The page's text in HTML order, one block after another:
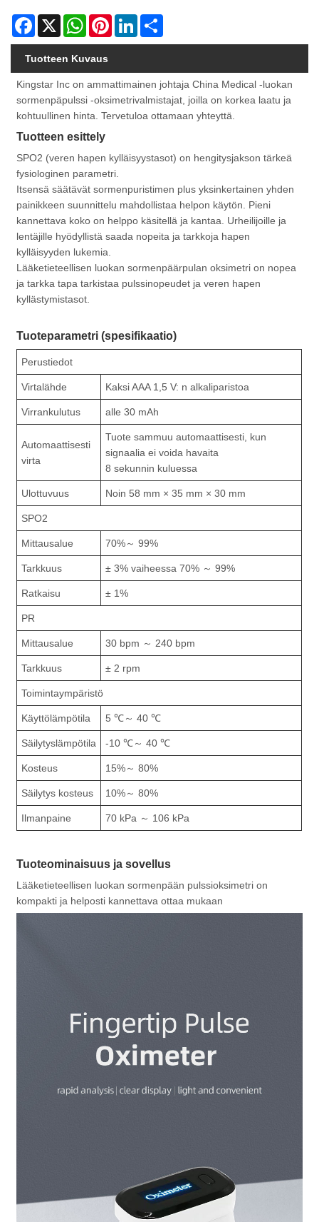
Facebook
X WhatsAppPinterestLinkedIn
Tuotteen Kuvaus
Kingstar Inc on ammattimainen johtaja China Medical -luokan
sormenpäpulssi -oksimetrivalmistajat, joilla on korkea laatu ja
kohtuullinen hinta. Tervetuloa ottamaan yhteyttä.
Tuotteen esittely
SPO2 (veren hapen kylläisyystasot) on hengitysjakson tärkeä
fysiologinen parametri.
Itsensä säätävät sormenpuristimen plus yksinkertainen yhden
painikkeen suunnittelu mahdollistaa helpon käytön. Pieni
kannettava koko on helppo käsitellä ja kantaa. Urheilijoille ja
lentäjille hyödyllistä saada nopeita ja tarkkoja hapen
kylläisyyden lukemia.
Lääketieteellisen luokan sormenpäärpulan oksimetri on nopea
ja tarkka tapa tarkistaa pulssinopeudet ja veren hapen
kyllästymistasot.
Tuoteparametri (spesifikaatio)
Perustiedot
Virtalähde Kaksi AAA 1,5 V: n alkaliparistoa
Virrankulutus alle 30 mAh
Automaattisesti
virta
Tuote sammuu automaattisesti, kun
signaalia ei voida havaita
8 sekunnin kuluessa
Ulottuvuus Noin 58 mm × 35 mm × 30 mm
SPO2
Mittausalue 70%～ 99%
Tarkkuus ± 3% vaiheessa 70% ～ 99%
Ratkaisu ± 1%
PR
Mittausalue 30 bpm ～ 240 bpm
Tarkkuus ± 2 rpm
Toimintaympäristö
Käyttölämpötila 5 ℃～ 40 ℃
Säilytyslämpötila -10 ℃～ 40 ℃
Kosteus 15%～ 80%
Säilytys kosteus 10%～ 80%
Ilmanpaine 70 kPa ～ 106 kPa
Tuoteominaisuus ja sovellus
Lääketieteellisen luokan sormenpään pulssioksimetri on
kompakti ja helposti kannettava ottaa mukaan